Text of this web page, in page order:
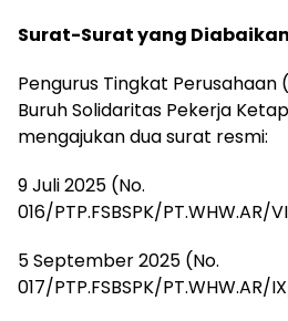
Surat-Surat yang Diabaikan
Pengurus Tingkat Perusahaan
Buruh Solidaritas Pekerja
mengajukan dua surat resmi:
9 Juli 2025 (No.
016/PTP.FSBSPK/PT.WHW.AR/
5 September 2025 (No.
017/PTP.FSBSPK/PT.WHW.AR/